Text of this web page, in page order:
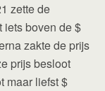
zette de
iets boven de $
zakte de prijs
prijs besloot
maar liefst $